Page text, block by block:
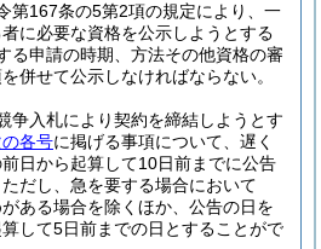
第167条の5第2項の規定により、一
に必要な資格を公示しようとする
る申請の時期、方法その他資格の審
併せて公示しなければならない。
争入札により契約を締結しようとす
の各号に掲げる事項について、遅く
日から起算して10日前までに公告
ただし、急を要する場合において
ある場合を除くほか、公告の日を
して5日前までの日とすることがで